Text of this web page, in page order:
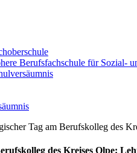
Berufsfachschule für Sozial-
Tag am Berufskolleg des
des Kreises Olpe: